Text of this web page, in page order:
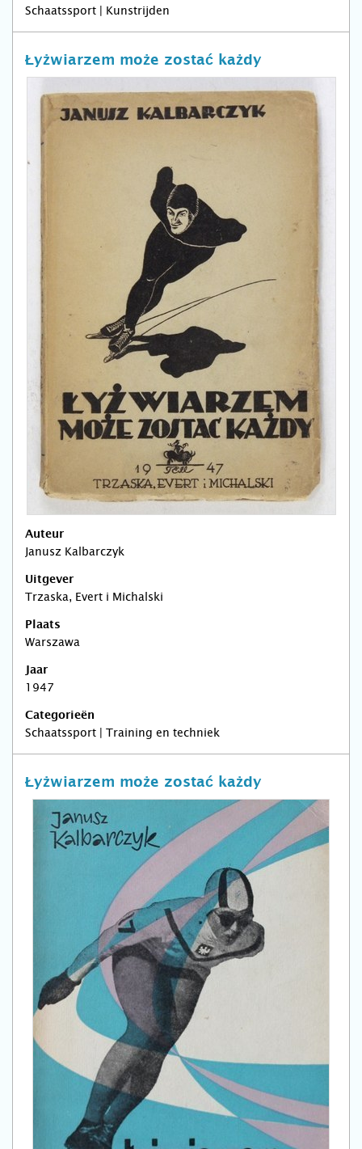
Schaatssport | Kunstrijden
Łyżwiarzem może zostać każdy
Auteur
Janusz Kalbarczyk
Uitgever
Trzaska, Evert i Michalski
Plaats
Warszawa
Jaar
1947
Categorieën
Schaatssport | Training en techniek
Łyżwiarzem może zostać każdy